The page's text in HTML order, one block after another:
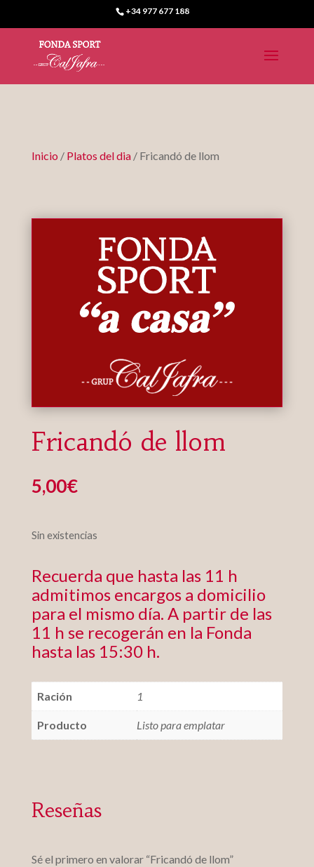
+34 977 677 188
Inicio / Platos del dia/ Fricandó de llom
Fricandó de llom
5,00€
Sin existencias
Recuerda que hasta las 11 h
admitimos encargos a domicilio
para el mismo día. A partir de las
11 h se recogerán en la Fonda
hasta las 15:30 h.
Ración 1
Producto Listo para emplatar
Reseñas
Sé el primero en valorar “Fricandó de llom”